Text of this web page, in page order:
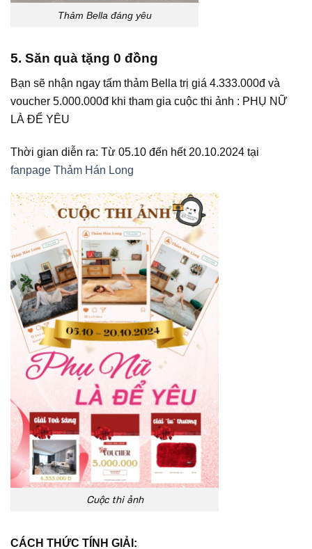
Thảm Bella đáng yêu
5. Săn quà tặng 0 đồng
Bạn sẽ nhận ngay tấm thảm Bella trị giá 4.333.000đ và
voucher 5.000.000đ khi tham gia cuộc thi ảnh : PHỤ NỮ
LÀ ĐỂ YÊU
Thời gian diễn ra: Từ 05.10 đến hết 20.10.2024 tại
fanpage Thảm Hán Long
Cuộc thi ảnh
CÁCH THỨC TÍNH GIẢI: